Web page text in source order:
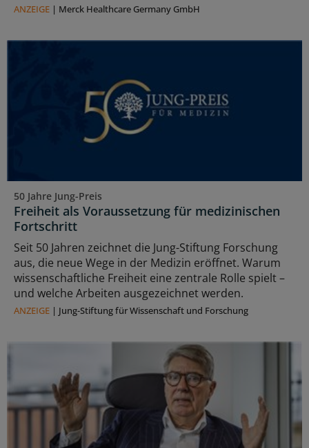
ANZEIGE | Merck Healthcare Germany GmbH
50 Jahre Jung-Preis
Freiheit als Voraussetzung für medizinischen
Fortschritt
Seit 50 Jahren zeichnet die Jung-Stiftung Forschung
aus, die neue Wege in der Medizin eröffnet. Warum
wissenschaftliche Freiheit eine zentrale Rolle spielt –
und welche Arbeiten ausgezeichnet werden.
ANZEIGE | Jung-Stiftung für Wissenschaft und Forschung